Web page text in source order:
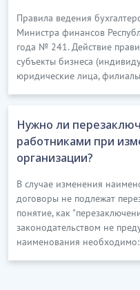
Правила ведения
Министра финансов
года № 241. Действие
субъекты бизнеса
юридические лица,
Нужно ли
работниками при
организации?
В случае изменения
договоры не подлежат
понятие, как
законодательством не
наименования